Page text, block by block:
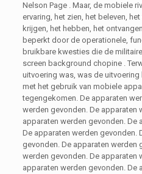
Nelson Page . Maar, de mobiele
ervaring, het zien, het beleven,
krijgen, het hebben, het
beperkt door de operationele,
bruikbare kwesties die de
screen background chopine .
uitvoering was, was de
met het gebruik van mobiele
tegengekomen. De apparaten
werden gevonden. De apparaten
apparaten werden gevonden. De
De apparaten werden gevonden.
gevonden. De apparaten werden
werden gevonden. De apparaten
apparaten werden gevonden. De